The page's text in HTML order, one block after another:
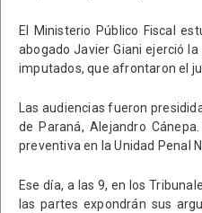
El Ministerio Público Fiscal
abogado Javier Giani ejerció
imputados, que afrontaron el
Las audiencias fueron
de Paraná, Alejandro
preventiva en la Unidad Penal
Ese día, a las 9, en los
las partes expondrán sus